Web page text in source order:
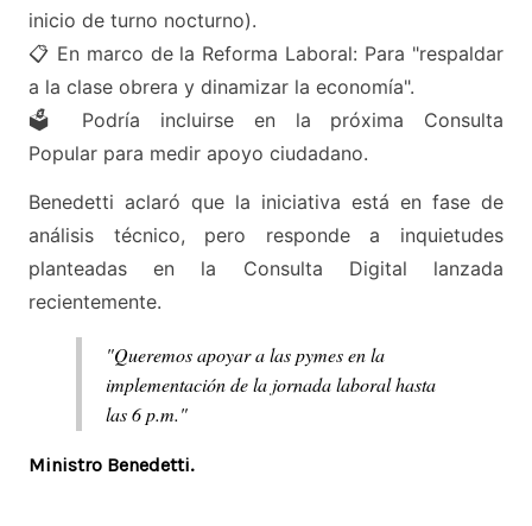
inicio de turno nocturno).
📋 En marco de la Reforma Laboral: Para "respaldar
a la clase obrera y dinamizar la economía".
🗳️ Podría incluirse en la próxima Consulta
Popular para medir apoyo ciudadano.
Benedetti aclaró que la iniciativa está en fase de
análisis técnico, pero responde a inquietudes
planteadas en la Consulta Digital lanzada
recientemente.
"Queremos apoyar a las pymes en la
implementación de la jornada laboral hasta
las 6 p.m."
Ministro Benedetti.